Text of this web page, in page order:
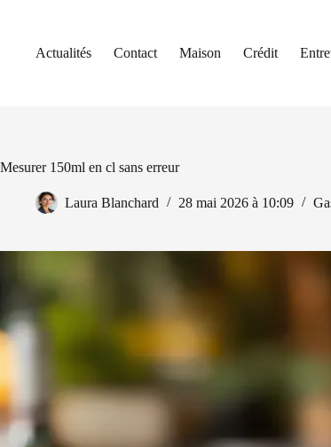
Actualités
Contact Maison Crédit
Mesurer 150ml en cl sans erreur
Laura Blanchard 28 mai 2026 à 10:09